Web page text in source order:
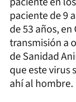
paciente de 9
de 53 años,
transmisión a
de Sanidad
que este virus
ahí al hombre.